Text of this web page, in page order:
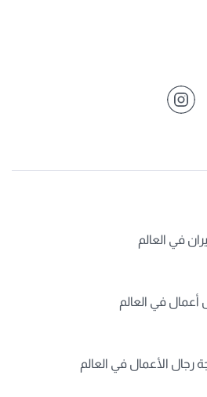
في العالم
في العالم
رجال الأعمال في العالم